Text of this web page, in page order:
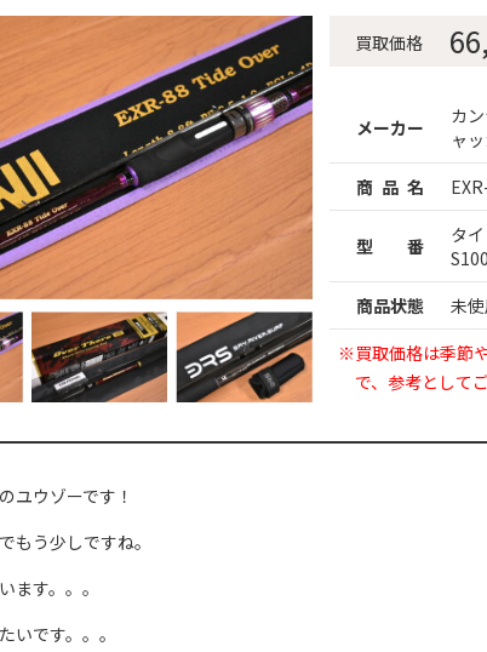
買取価格
メーカー
カ
ャ
商 品 名
型 番
タ
商品状態
未
※買取価格は季節
で、参考として
ユウゾーです！
もう少しですね。
ます。。。
いです。。。